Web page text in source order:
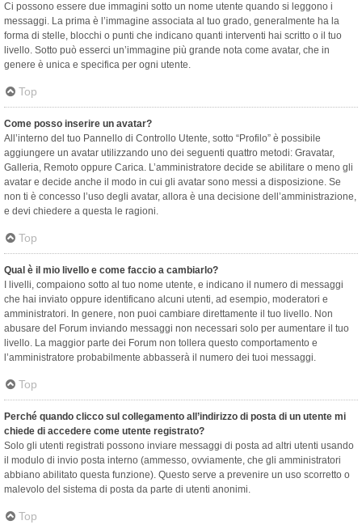
Ci possono essere due immagini sotto un nome utente quando si leggono i
messaggi. La prima è l’immagine associata al tuo grado, generalmente ha la
forma di stelle, blocchi o punti che indicano quanti interventi hai scritto o il tuo
livello. Sotto può esserci un’immagine più grande nota come avatar, che in
genere è unica e specifica per ogni utente.
Top
Come posso inserire un avatar?
All’interno del tuo Pannello di Controllo Utente, sotto “Profilo” è possibile
aggiungere un avatar utilizzando uno dei seguenti quattro metodi: Gravatar,
Galleria, Remoto oppure Carica. L’amministratore decide se abilitare o meno gli
avatar e decide anche il modo in cui gli avatar sono messi a disposizione. Se
non ti è concesso l’uso degli avatar, allora è una decisione dell’amministrazione,
e devi chiedere a questa le ragioni.
Top
Qual è il mio livello e come faccio a cambiarlo?
I livelli, compaiono sotto al tuo nome utente, e indicano il numero di messaggi
che hai inviato oppure identificano alcuni utenti, ad esempio, moderatori e
amministratori. In genere, non puoi cambiare direttamente il tuo livello. Non
abusare del Forum inviando messaggi non necessari solo per aumentare il tuo
livello. La maggior parte dei Forum non tollera questo comportamento e
l’amministratore probabilmente abbasserà il numero dei tuoi messaggi.
Top
Perché quando clicco sul collegamento all’indirizzo di posta di un utente mi
chiede di accedere come utente registrato?
Solo gli utenti registrati possono inviare messaggi di posta ad altri utenti usando
il modulo di invio posta interno (ammesso, ovviamente, che gli amministratori
abbiano abilitato questa funzione). Questo serve a prevenire un uso scorretto o
malevolo del sistema di posta da parte di utenti anonimi.
Top